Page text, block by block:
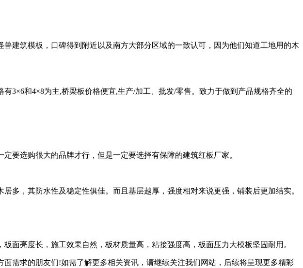
建筑模板，口碑得到附近以及南方大部分区域的一致认可，因为他们知道工地用的木
3×6和4×8为主,桥梁板价格便宜,生产/加工、批发/零售。致力于做到产品规格齐全的
要选购很大的品牌才行，但是一定要选择有保障的建筑红板厂家。
多，其防水性及稳定性俱佳。而且基层越厚，强度相对来说更强，铺装后更加结实。
面亮度长，施工效果自然，板材质量高，粘接强度高，板面压力大模板坚固耐用。
面需求的朋友们!如需了解更多相关资讯，请继续关注我们网站，后续将呈现更多精彩